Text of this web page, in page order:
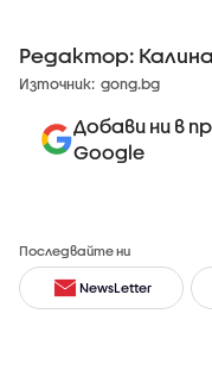
Редактор:
Източник: gong.bg
Добави ни в
Google
Последвайте ни
NewsLetter